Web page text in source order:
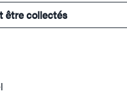
être collectés